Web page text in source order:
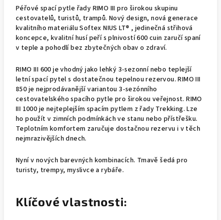
Péřové spací pytle řady RIMO III pro širokou skupinu
cestovatelů, turistů, trampů. Nový design, nová generace
kvalitního materiálu Softex NIUS LT® , jedinečná střihová
koncepce, kvalitní husí peří s plnivostí 600 cuin zaručí spaní
v teple a pohodlí bez zbytečných obav o zdraví.
RIMO III 600 je vhodný jako lehký 3-sezonní nebo teplejší
letní spací pytel s dostatečnou tepelnou rezervou. RIMO III
850 je nejprodávanější variantou 3-sezónního
cestovatelského spacího pytle pro širokou veřejnost. RIMO
III 1000 je nejteplejším spacím pytlem z řady Trekking. Lze
ho použít v zimních podmínkách ve stanu nebo přístřešku.
Teplotním komfortem zaručuje dostačnou rezervu i v těch
nejmrazivějších dnech.
Nyní v nových barevných kombinacích. Tmavě šedá pro
turisty, trempy, myslivce a rybáře.
Klíčové vlastnosti: